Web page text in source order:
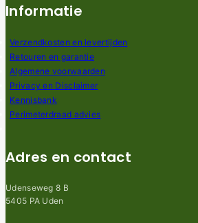
Informatie
Verzendkosten en levertijden
Retouren en garantie
Algemene voorwaarden
Privacy en Disclaimer
Kennisbank
Perimeterdraad advies
Adres en contact
Udenseweg 8 B
5405 PA Uden